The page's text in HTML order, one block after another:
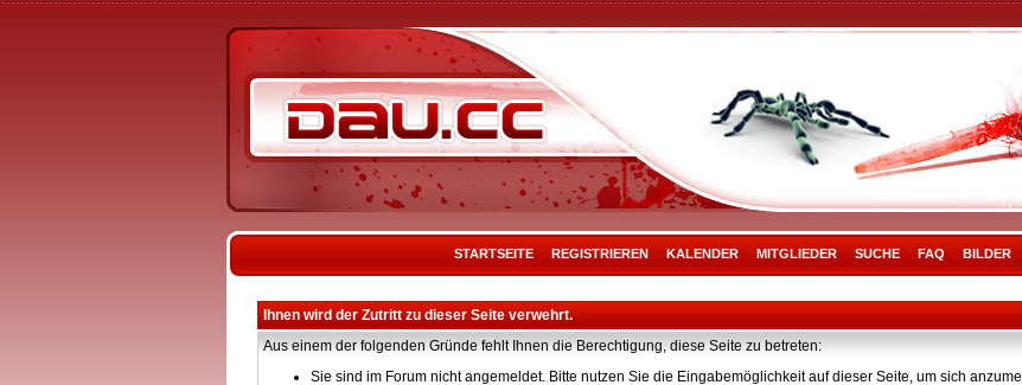
STARTSEITE REGISTRIEREN KALENDER MITGLIEDER SUCHE FAQ BILDER
Ihnen wird der Zutritt zu dieser Seite verwehrt.
Aus einem der folgenden Gründe fehlt Ihnen die Berechtigung, diese Seite zu betreten:
Sie sind im Forum nicht angemeldet. Bitte nutzen Sie die Eingabemöglichkeit auf dieser Seite, um sich